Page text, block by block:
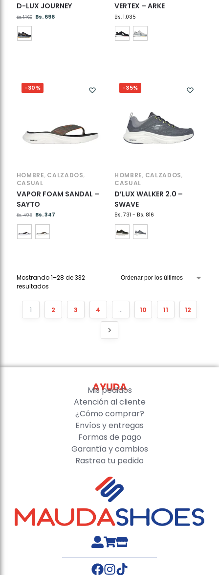
D-LUX JOURNEY
Bs.1.160 Bs. 696
VERTEX – ARKE
Bs.1.035
-30%
HOMBRE, CALZADOS,
CASUAL
VAPOR FOAM SANDAL –
SAYTO
Bs.495 Bs.347
-35%
HOMBRE, CALZADOS,
CASUAL
D’LUX WALKER 2.0 –
SWAVE
Bs.731 - Bs.816
Mostrando 1–28 de 332
resultados
1 2 3 4 … 10 11 12
AYUDA
Mis pedidos
Atención al cliente
¿Cómo comprar?
Envíos y entregas
Formas de pago
Garantía y cambios
Rastrea tu pedido